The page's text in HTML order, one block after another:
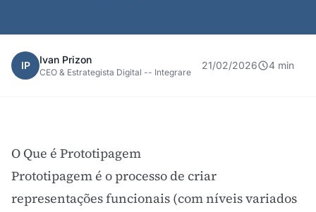
IP Ivan Prizon
CEO & Estrategista Digital -- Integrare
21/02/2026 4 min
O Que é Prototipagem
Prototipagem é o processo de criar
representações funcionais (com níveis variados